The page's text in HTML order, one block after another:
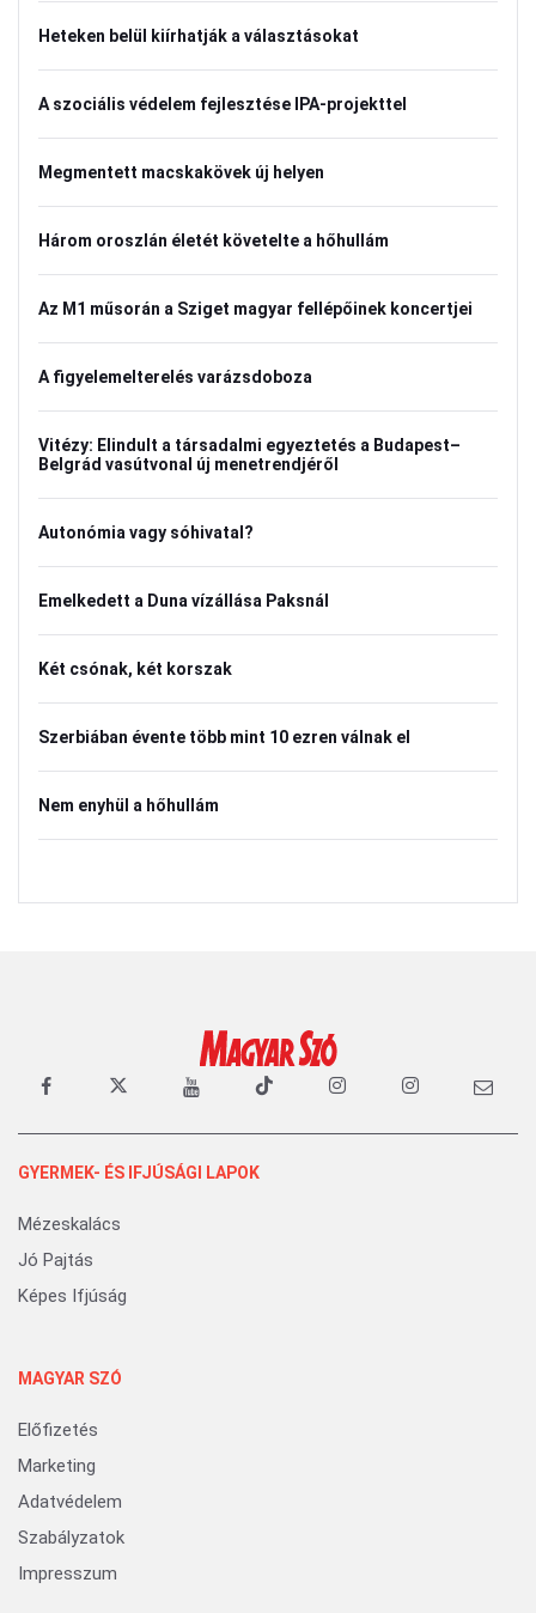
Heteken belül kiírhatják a választásokat
A szociális védelem fejlesztése IPA-projekttel
Megmentett macskakövek új helyen
Három oroszlán életét követelte a hőhullám
Az M1 műsorán a Sziget magyar fellépőinek koncertjei
A figyelemelterelés varázsdoboza
Vitézy: Elindult a társadalmi egyeztetés a Budapest–
Belgrád vasútvonal új menetrendjéről
Autonómia vagy sóhivatal?
Emelkedett a Duna vízállása Paksnál
Két csónak, két korszak
Szerbiában évente több mint 10 ezren válnak el
Nem enyhül a hőhullám
GYERMEK- ÉS IFJÚSÁGI LAPOK
Mézeskalács
Jó Pajtás
Képes Ifjúság
MAGYAR SZÓ
Előfizetés
Marketing
Adatvédelem
Szabályzatok
Impresszum